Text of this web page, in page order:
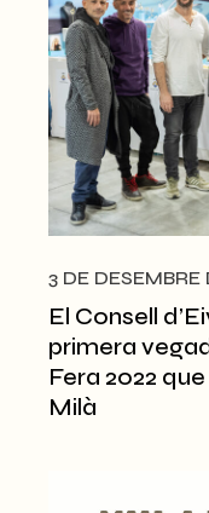
3 DE DESEMBRE
El Consell
primera
Fera 2022
Milà